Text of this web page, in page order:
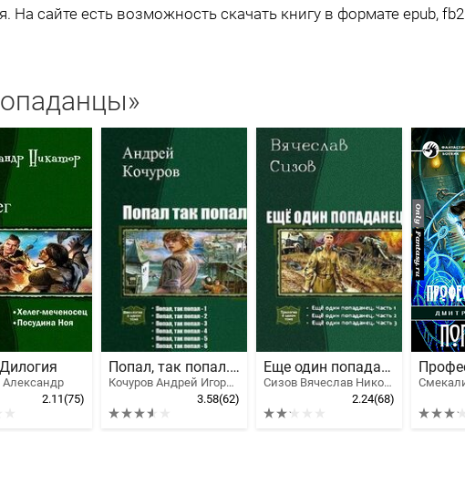
На сайте есть возможность скачать книгу в формате epub, fb2
Александр
2.11(75)
Попал, так попал. Гексалогия
Кочуров Андрей Игоревич
3.58(62)
Еще один попаданец. Трилогия
Сизов Вячеслав Николаевич
2.24(68)